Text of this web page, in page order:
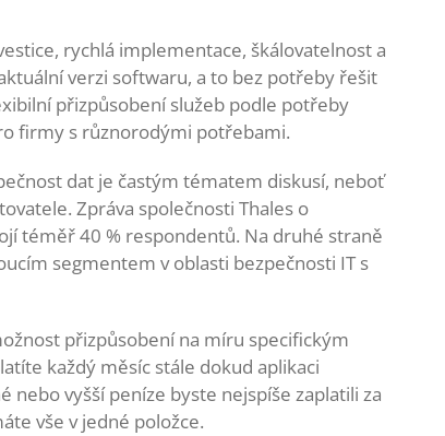
rychlá implementace, škálovatelnost a
verzi softwaru, a to bez potřeby řešit
přizpůsobení služeb podle potřeby
firmy s různorodými potřebami.
dat je častým tématem diskusí, neboť
Zpráva společnosti Thales o
téměř 40 % respondentů. Na druhé straně
segmentem v oblasti bezpečnosti IT s
přizpůsobení na míru specifickým
každý měsíc stále dokud aplikaci
nebo vyšší peníze byste nejspíše zaplatili za
vše v jedné položce.